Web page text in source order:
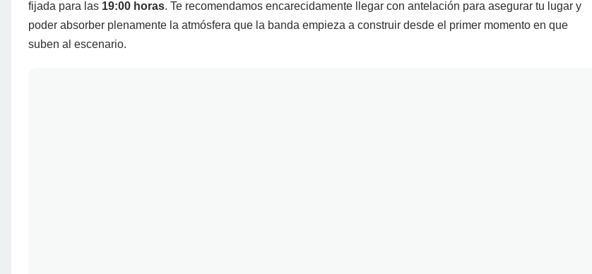
fijada para las 19:00 horas. Te recomendamos encarecidamente llegar con antelación para asegurar tu lugar y
poder absorber plenamente la atmósfera que la banda empieza a construir desde el primer momento en que
suben al escenario.